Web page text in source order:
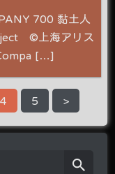
700 黏土人
©上海アリス
[…]
4 5 >